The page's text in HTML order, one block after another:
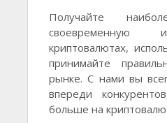
Получайте
своевременную
криптовалютах,
принимайте
рынке. С нами вы
впереди
больше на